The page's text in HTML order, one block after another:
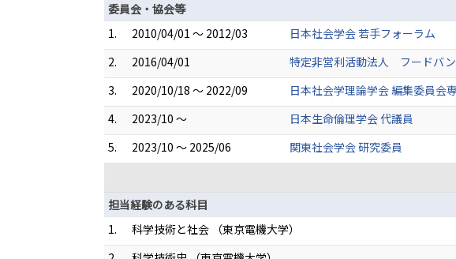
委員会・協会等
1.
2010/04/01 ～ 2012/03
日本社会学会 若手フォーラム
2.
2016/04/01
特定非営利活動法人 フードバ
3.
2020/10/18 ～ 2022/09
日本社会学理論学会 編集委員会
4.
2023/10 ～
日本生命倫理学会 代議員
5.
2023/10 ～ 2025/06
関東社会学会 研究委員
担当経験のある科目
1.
科学技術と社会 （東京電機大学）